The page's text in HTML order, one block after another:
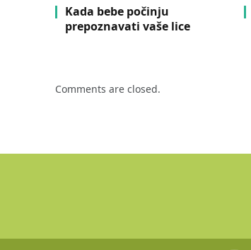
Kada bebe počinju
prepoznavati vaše lice
Comments are closed.